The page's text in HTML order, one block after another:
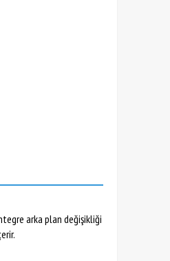
arka plan değişikliği